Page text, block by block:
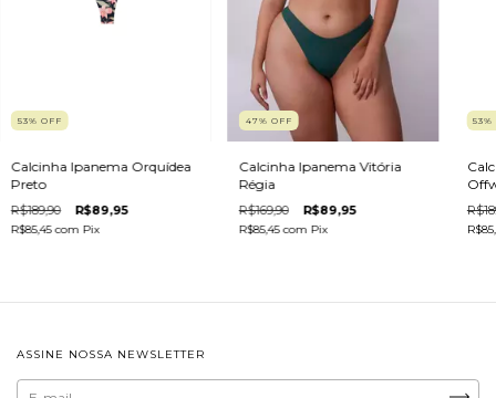
53% OFF
Calcinha Ipanema Orquídea
Preto
R$189,90 R$89,95
R$85,45com Pix
47% OFF
Calcinha Ipanema Vitória
Régia
R$169,90 R$89,95
R$85,45com Pix
53%
ASSINE NOSSA NEWSLETTER